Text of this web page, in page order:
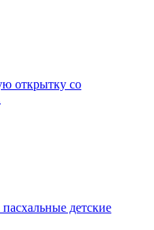
открытку со
детские